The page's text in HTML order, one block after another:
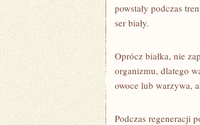
powstały podczas
ser biały.
Oprócz białka, ​nie
organizmu, dlatego
owoce ‍lub ​warzywa,
Podczas regeneracji